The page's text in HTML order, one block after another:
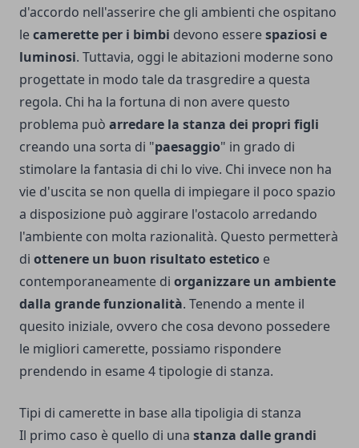
d'accordo nell'asserire che gli ambienti che ospitano
lecamerette per i bimbi devono esserespaziosi e
luminosi. Tuttavia, oggi le abitazioni moderne sono
progettate in modo tale da trasgredire a questa
regola. Chi ha la fortuna di non avere questo
problema può arredare la stanza dei propri figli
creando una sorta di "paesaggio" in grado di
stimolare la fantasia di chi lo vive. Chi invece non ha
vie d'uscita se non quella di impiegare il poco spazio
a disposizione può aggirare l'ostacolo arredando
l'ambiente con molta razionalità. Questo permetterà
di ottenere un buon risultato estetico e
contemporaneamente di organizzare un ambiente
dalla grande funzionalità. Tenendo a mente il
quesito iniziale, ovvero che cosa devono possedere
le migliori camerette, possiamo rispondere
prendendo in esame 4 tipologie di stanza.
Tipi di camerette in base alla tipoligia di stanza
Il primo caso è quello di una stanza dalle grandi